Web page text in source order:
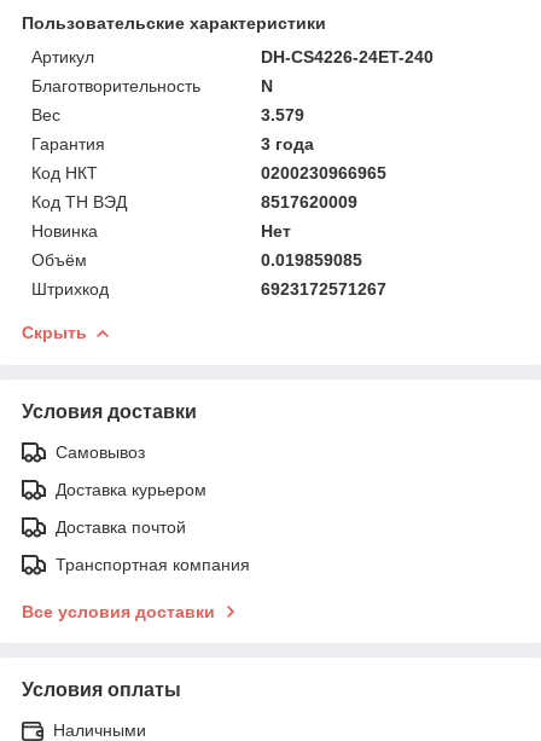
Пользовательские характеристики
Артикул
DH-CS4226-24ET-240
Благотворительность
N
Вес
3.579
Гарантия
3 года
Код НКТ
0200230966965
Код ТН ВЭД
8517620009
Новинка
Нет
Объём
0.019859085
Штрихкод
6923172571267
Скрыть
Условия доставки
Самовывоз
Доставка курьером
Доставка почтой
Транспортная компания
Все условия доставки
Условия оплаты
Наличными